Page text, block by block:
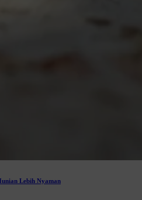
Lebih Nyaman